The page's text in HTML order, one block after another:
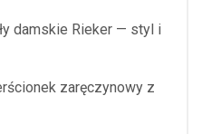
damskie Rieker — styl i
zaręczynowy z